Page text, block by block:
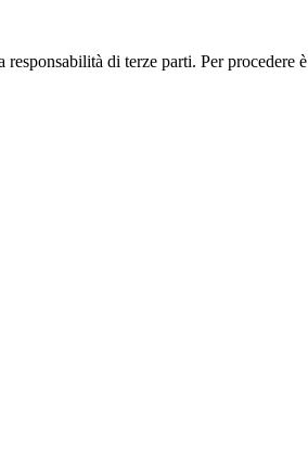
di terze parti. Per procedere